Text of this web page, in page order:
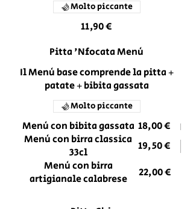
11,90 €
Molto piccante
Pitta 'Nfocata Menù
Il Menù base comprende la pitta +
patate + bibita gassata
Menù con bibita gassata 18,00 €
Menù con birra classica
33cl
19,50 €
Menù con birra
artigianale calabrese
22,00 €
Molto piccante